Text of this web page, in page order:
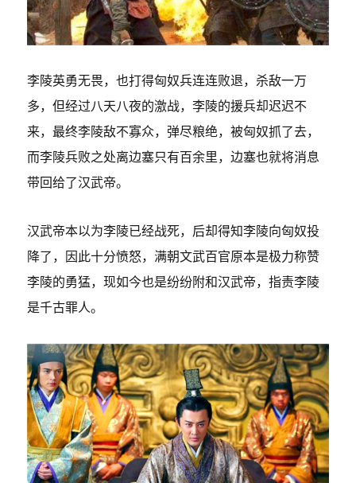
李陵英勇无畏，也打得匈奴兵连连败退，杀敌一万
多，但经过八天八夜的激战，李陵的援兵却迟迟不
来，最终李陵敌不寡众，弹尽粮绝，被匈奴抓了去，
而李陵兵败之处离边塞只有百余里，边塞也就将消息
带回给了汉武帝。
汉武帝本以为李陵已经战死，后却得知李陵向匈奴投
降了，因此十分愤怒，满朝文武百官原本是极力称赞
李陵的勇猛，现如今也是纷纷附和汉武帝，指责李陵
是千古罪人。